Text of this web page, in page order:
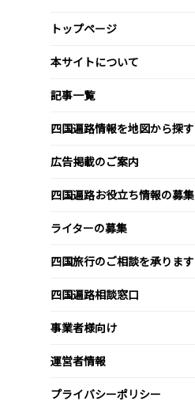
トップページ
本サイトについて
記事一覧
四国遍路情報を地図から探す
広告掲載のご案内
四国遍路お役立ち情報の募集
ライターの募集
四国旅行のご相談を承ります
四国遍路相談窓口
事業者様向け
運営者情報
プライバシーポリシー